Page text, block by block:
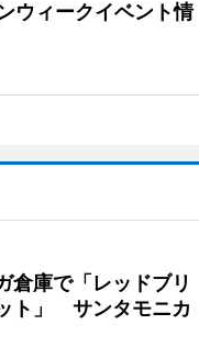
ウィークイベント情
倉庫で「レッドブリ
ト」 サンタモニカ